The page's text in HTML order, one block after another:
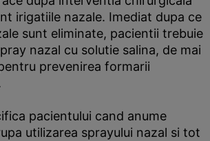
irigatiile nazale. Imediat dupa ce
sunt eliminate, pacientii trebuie
nazal cu solutie salina, de mai
prevenirea formarii
pacientului cand anume
utilizarea sprayului nazal si tot